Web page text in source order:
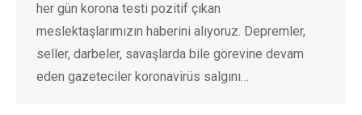
her gün korona testi pozitif çıkan
meslektaşlarımızın haberini alıyoruz. Depremler,
seller, darbeler, savaşlarda bile görevine devam
eden gazeteciler koronavirüs salgını…